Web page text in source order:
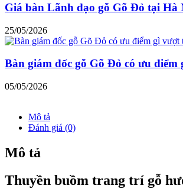
Giá bàn Lãnh đạo gỗ Gõ Đỏ tại Hà
25/05/2026
Bàn giám đốc gỗ Gõ Đỏ có ưu điểm
05/05/2026
Mô tả
Đánh giá (0)
Mô tả
Thuyền buồm trang trí gỗ